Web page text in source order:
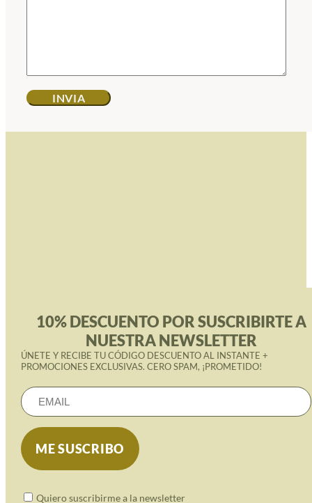
10% DESCUENTO POR SUSCRIBIRTE A
NUESTRA NEWSLETTER
ÚNETE Y RECIBE TU CÓDIGO DESCUENTO AL INSTANTE +
PROMOCIONES EXCLUSIVAS. CERO SPAM, ¡PROMETIDO!
Quiero suscribirme a la newsletter